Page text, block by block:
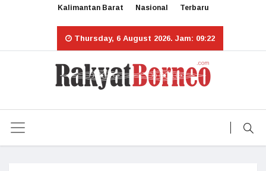
Kalimantan Barat Nasional Terbaru
Thursday, 6 August 2026. Jam: 09:22